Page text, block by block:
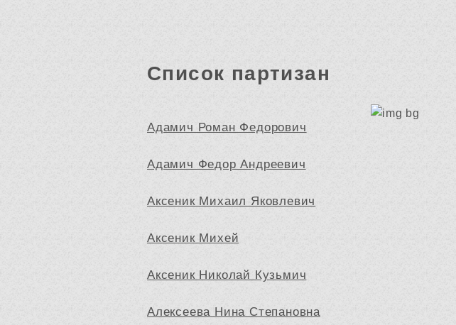
Список партизан
Адамич Роман Федорович
Адамич Федор Андреевич
Аксеник Михаил Яковлевич
Аксеник Михей
Аксеник Николай Кузьмич
Алексеева Нина Степановна